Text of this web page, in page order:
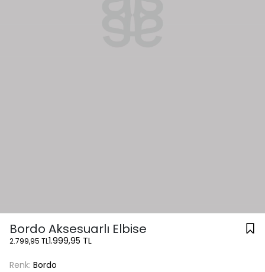
Bordo Aksesuarlı Elbise
2.799,95 TL1.999,95 TL
Renk: Bordo